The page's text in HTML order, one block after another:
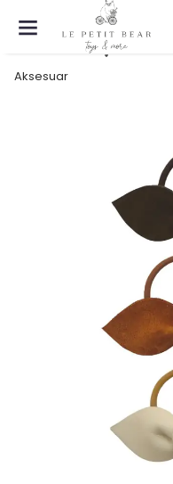
Aksesuar